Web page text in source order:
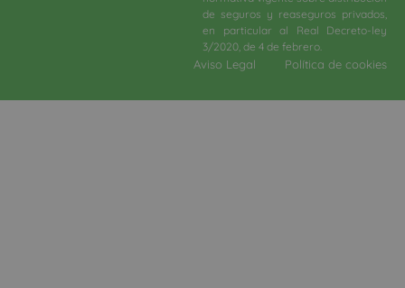
de seguros y reaseguros privados,
en particular al Real Decreto-ley
3/2020, de 4 de febrero.​
Aviso Legal Política de cookies